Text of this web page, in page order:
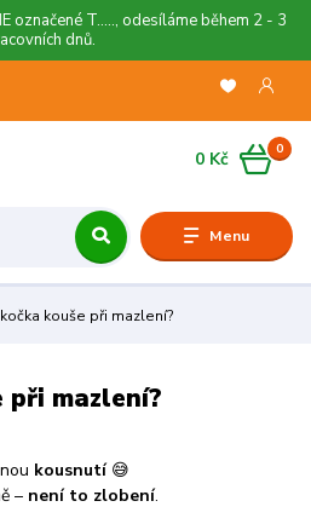
označené T....., odesíláme během 2 - 3
dnů.
Menu
0
0 Kč
kouše při mazlení?
při mazlení?
kousnutí😅
– není to zlobení.